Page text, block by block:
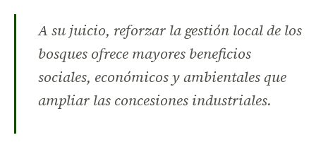
A su juicio, reforzar la gestión local de los
bosques ofrece mayores beneficios
sociales, económicos y ambientales que
ampliar las concesiones industriales.